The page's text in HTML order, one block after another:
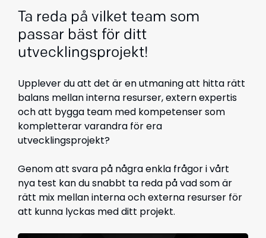
Ta reda på vilket team som
passar bäst för ditt
utvecklingsprojekt!
Upplever du att det är en utmaning att hitta rätt
balans mellan interna resurser, extern expertis
och att bygga team med kompetenser som
kompletterar varandra för era
utvecklingsprojekt?
Genom att svara på några enkla frågor i vårt
nya test kan du snabbt ta reda på vad som är
rätt mix mellan interna och externa resurser för
att kunna lyckas med ditt projekt.